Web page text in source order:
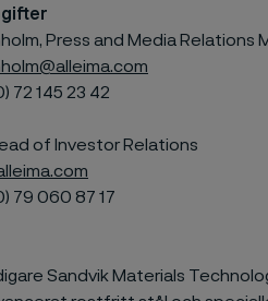
Press and Media Relations
72 145 23 42
of Investor Relations
79 060 87 17
Sandvik Materials